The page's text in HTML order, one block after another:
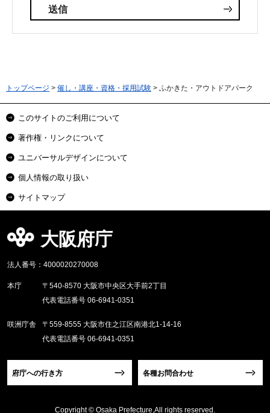
トップページ > 催し・講座・資格・採用試験 > ふかきた・アウトドアパーク
このサイトのご利用について
著作権・リンクについて
ユニバーサルデザインについて
個人情報の取り扱い
サイトマップ
大阪府庁
法人番号：4000020270008
本庁
〒540-8570 大阪市中央区大手前2丁目
代表電話番号 06-6941-0351
咲洲庁舎
〒559-8555 大阪市住之江区南港北1-14-16
代表電話番号 06-6941-0351
府庁への行き方 各種お問合わせ
Copyright © Osaka Prefecture,All rights reserved.